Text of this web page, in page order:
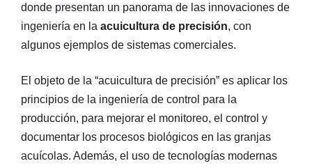
donde presentan un panorama de las innovaciones de
ingeniería en la acuicultura de precisión, con
algunos ejemplos de sistemas comerciales.
El objeto de la “acuicultura de precisión” es aplicar los
principios de la ingeniería de control para la
producción, para mejorar el monitoreo, el control y
documentar los procesos biológicos en las granjas
acuícolas. Además, el uso de tecnologías modernas